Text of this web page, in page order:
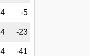
4 -5
4 -23
4 -41